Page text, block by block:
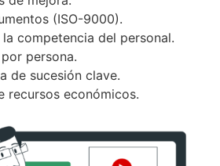
(ISO-9000).
competencia del personal.
persona.
de sucesión clave.
recursos económicos.